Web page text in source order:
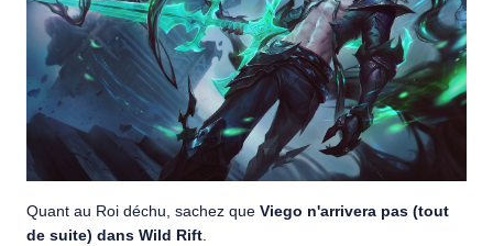
Quant au Roi déchu, sachez que Viego n'arrivera pas (tout
de suite) dans Wild Rift